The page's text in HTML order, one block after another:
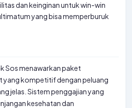
dan keinginan untuk win-win
yang bisa memperburuk
Sos menawarkan paket
yang kompetitif dengan peluang
jelas. Sistem penggajian yang
kesehatan dan